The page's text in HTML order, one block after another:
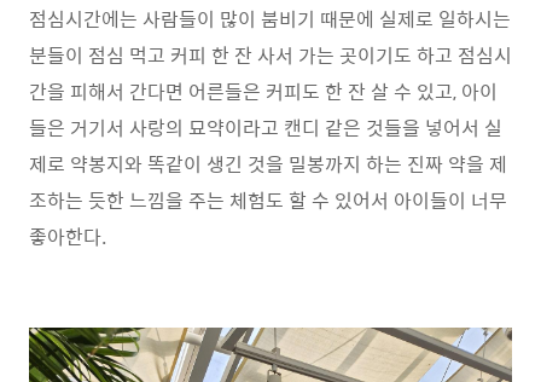
점심시간에는 사람들이 많이 붐비기 때문에 실제로 일하시는
분들이 점심 먹고 커피 한 잔 사서 가는 곳이기도 하고 점심시
간을 피해서 간다면 어른들은 커피도 한 잔 살 수 있고, 아이
들은 거기서 사랑의 묘약이라고 캔디 같은 것들을 넣어서 실
제로 약봉지와 똑같이 생긴 것을 밀봉까지 하는 진짜 약을 제
조하는 듯한 느낌을 주는 체험도 할 수 있어서 아이들이 너무
좋아한다.